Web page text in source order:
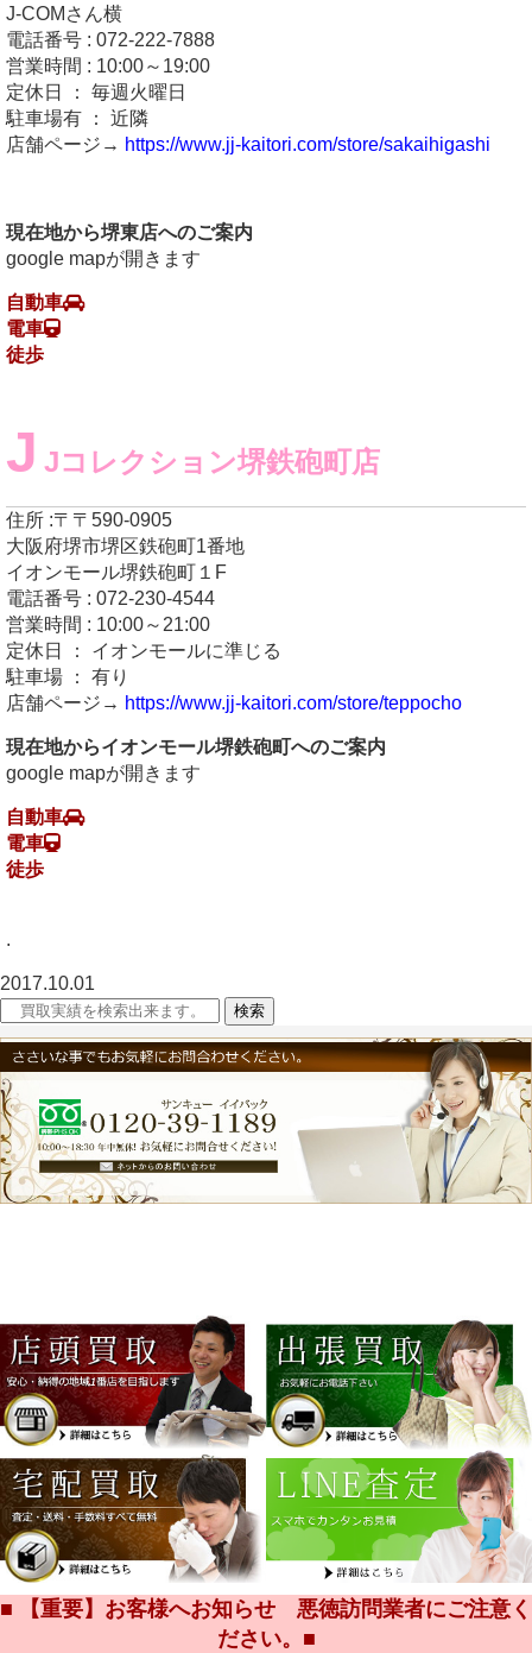
J-COMさん横
電話番号 : 072-222-7888
営業時間 : 10:00～19:00
定休日 ： 毎週火曜日
駐車場有 ： 近隣
店舗ページ→ https://www.jj-kaitori.com/store/sakaihigashi
現在地から堺東店へのご案内
google mapが開きます
自動車
電車
徒歩
J Jコレクション堺鉄砲町店
住所 :〒〒590-0905
大阪府堺市堺区鉄砲町1番地
イオンモール堺鉄砲町１F
電話番号 : 072-230-4544
営業時間 : 10:00～21:00
定休日 ： イオンモールに準じる
駐車場 ： 有り
店舗ページ→ https://www.jj-kaitori.com/store/teppocho
現在地からイオンモール堺鉄砲町へのご案内
google mapが開きます
自動車
電車
徒歩
.
2017.10.01
■ 【重要】お客様へお知らせ 悪徳訪問業者にご注意く
ださい。■